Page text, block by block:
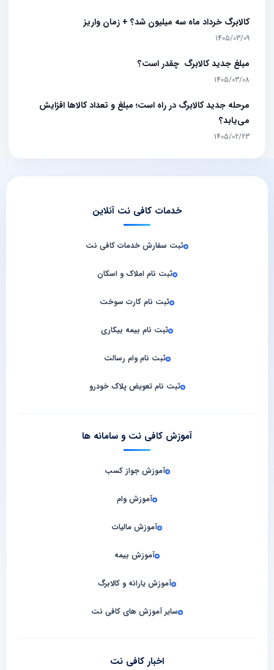
کالابرگ خرداد ماه سه میلیون شد؟ + زمان واریز
1405/03/09
مبلغ جدید کالابرگ چقدر است؟
1405/03/08
مرحله جدید کالابرگ در راه است؛ مبلغ و تعداد کالاها افزایش
می‌یابد؟
1405/02/23
خدمات کافی نت آنلاین
ثبت سفارش خدمات کافی‌ نت
ثبت نام املاک و اسکان
ثبت نام کارت سوخت
ثبت نام بیمه بیکاری
ثبت نام وام رسالت
ثبت نام تعویض پلاک خودرو
آموزش کافی نت و سامانه‌ ها
آموزش جواز کسب
آموزش وام
آموزش مالیات
آموزش بیمه
آموزش یارانه و کالابرگ
سایر آموزش های کافی نت
اخبار کافی نت